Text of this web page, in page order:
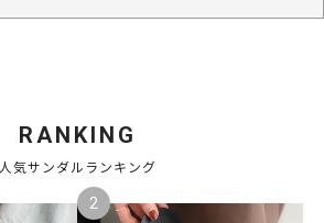
RANKING
人気サンダルランキング